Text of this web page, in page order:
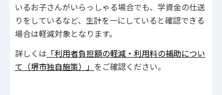
いるお子さんがいらっしゃる場合でも、学資金の仕送
りをしているなど、生計を一にしていると確認できる
場合は軽減対象となります。
詳しくは 「利用者負担額の軽減・利用料の補助につい
て（堺市独自施策）」 をご確認ください。